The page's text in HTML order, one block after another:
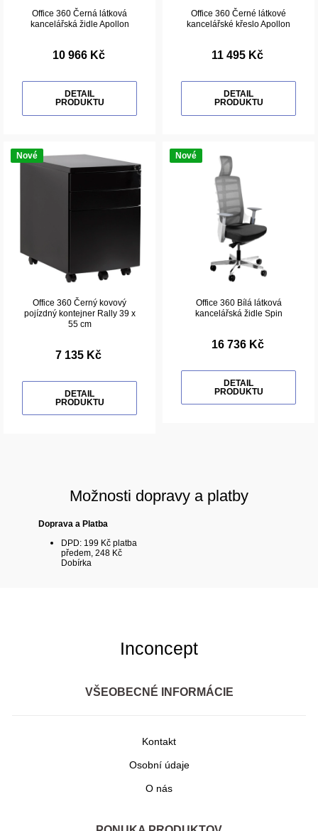
Office 360 Černá látková
kancelářská židle Apollon
10 966 Kč
DETAIL
PRODUKTU
Office 360 Černé látkové
kancelářské křeslo Apollon
11 495 Kč
DETAIL
PRODUKTU
Nové
Office 360 Černý kovový
pojízdný kontejner Rally 39 x
55 cm
7 135 Kč
DETAIL
PRODUKTU
Nové
Office 360 Bílá látková
kancelářská židle Spin
16 736 Kč
DETAIL
PRODUKTU
Možnosti dopravy a platby
Doprava a Platba
DPD: 199 Kč platba
předem, 248 Kč
Dobírka
Inconcept
VŠEOBECNÉ INFORMÁCIE
Kontakt
Osobní údaje
O nás